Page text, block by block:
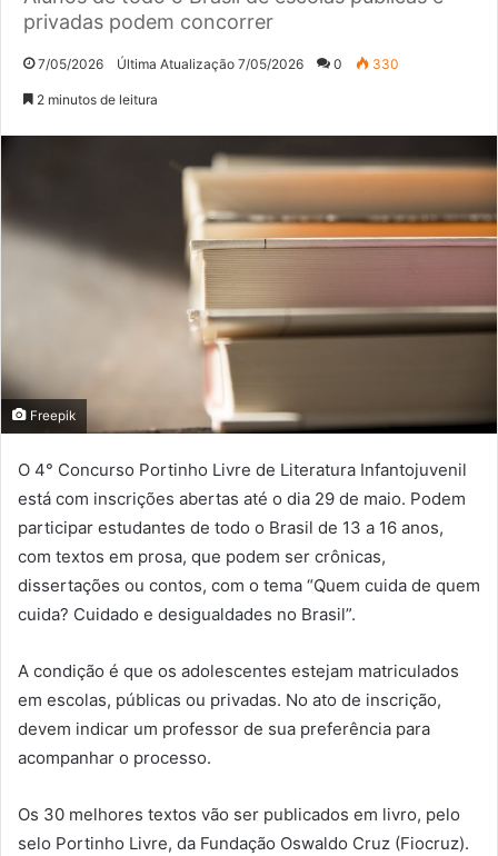
privadas podem concorrer
7/05/2026 Última Atualização 7/05/2026 0 330
2 minutos de leitura
Freepik
O 4° Concurso Portinho Livre de Literatura Infantojuvenil
está com inscrições abertas até o dia 29 de maio. Podem
participar estudantes de todo o Brasil de 13 a 16 anos,
com textos em prosa, que podem ser crônicas,
dissertações ou contos, com o tema “Quem cuida de quem
cuida? Cuidado e desigualdades no Brasil”.
A condição é que os adolescentes estejam matriculados
em escolas, públicas ou privadas. No ato de inscrição,
devem indicar um professor de sua preferência para
acompanhar o processo.
Os 30 melhores textos vão ser publicados em livro, pelo
selo Portinho Livre, da Fundação Oswaldo Cruz (Fiocruz).